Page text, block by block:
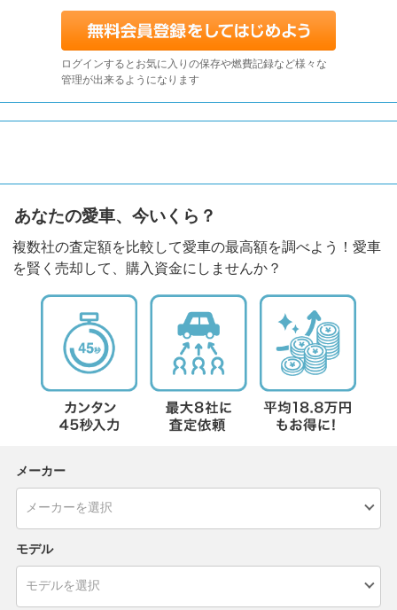
ログインするとお気に入りの保存や燃費記録など様々な
管理が出来るようになります
あなたの愛車、今いくら？
複数社の査定額を比較して愛車の最高額を調べよう！愛車
を賢く売却して、購入資金にしませんか？
メーカー
モデル